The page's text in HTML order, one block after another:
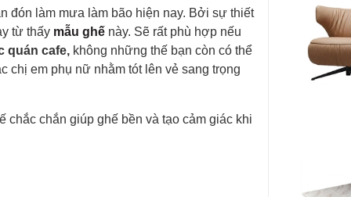
đón làm mưa làm bão hiện nay. Bởi sự thiết
từ thấy mẫu ghế này. Sẽ rất phù hợp nếu
quán cafe, không những thế bạn còn có thể
chị em phụ nữ nhằm tót lên vẻ sang trọng
chắn giúp ghế bền và tạo cảm giác khi